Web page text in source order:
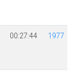
00:27:44 1977